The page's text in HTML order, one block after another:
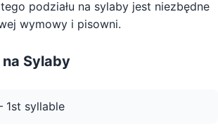
podziału na sylaby jest niezbędne
wymowy i pisowni.
na Sylaby
syllable